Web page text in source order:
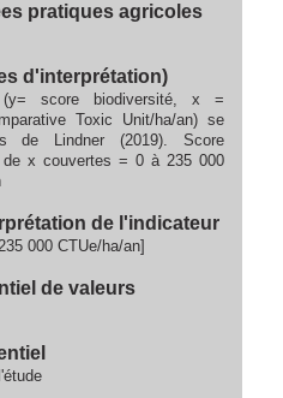
pratiques agricoles
d'interprétation)
(y= score biodiversité, x =
Toxic Unit/ha/an) se
de Lindner (2019). Score
x couvertes = 0 à 235 000
de l'indicateur
000 CTUe/ha/an]
de valeurs